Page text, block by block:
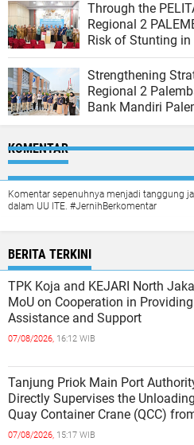
Through the
Regional 2
Risk of Stunting
Strengthening
Regional 2
Bank Mandiri
KOMENTAR
Komentar sepenuhnya menjadi tanggung
dalam UU ITE. #JernihBerkomentar
BERITA TERKINI
TPK Koja and KEJARI North
MoU on Cooperation in
Assistance and Support
07/08/2026, 16:12 WIB
Tanjung Priok Main Port
Directly Supervises the
Quay Container Crane (QCC)
Marimas Ship at the North J
07/08/2026, 15:17 WIB